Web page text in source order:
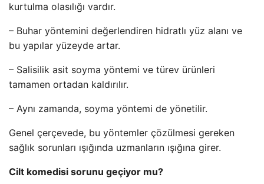
kurtulma olasılığı vardır.
– Buhar yöntemini değerlendiren hidratlı yüz alanı ve
bu yapılar yüzeyde artar.
– Salisilik asit soyma yöntemi ve türev ürünleri
tamamen ortadan kaldırılır.
– Aynı zamanda, soyma yöntemi de yönetilir.
Genel çerçevede, bu yöntemler çözülmesi gereken
sağlık sorunları ışığında uzmanların ışığına girer.
Cilt komedisi sorunu geçiyor mu?